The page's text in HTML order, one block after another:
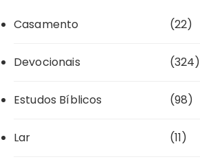
Casamento (22)
Devocionais (324)
Estudos Bíblicos (98)
Lar (11)